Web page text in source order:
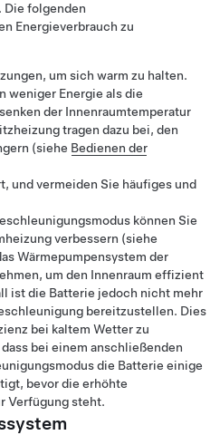
Die folgenden
Energieverbrauch zu
um sich warm zu halten.
weniger Energie als die
der Innenraumtemperatur
tragen dazu bei, den
(siehe Bedienen der
und vermeiden Sie häufiges und
können Sie
verbessern (siehe
Wärmepumpensystem der
um den Innenraum effizient
ist die Batterie jedoch nicht mehr
bereitzustellen. Dies
bei kaltem Wetter zu
bei einem anschließenden
die Batterie einige
bevor die erhöhte
Verfügung steht.